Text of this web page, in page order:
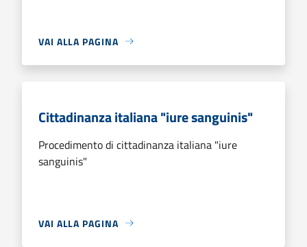
VAI ALLA PAGINA
Cittadinanza italiana "iure sanguinis"
Procedimento di cittadinanza italiana "iure
sanguinis"
VAI ALLA PAGINA